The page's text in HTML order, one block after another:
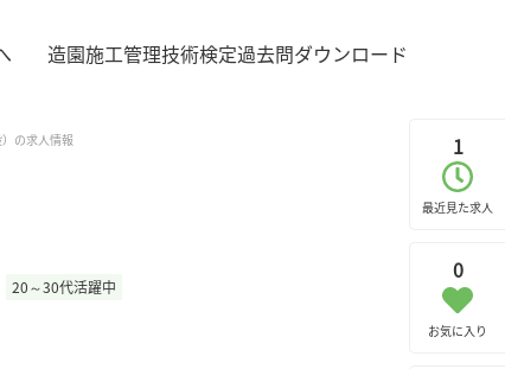
1
最近見た求人
0
お気に入り
造園施工管理技術検定過去問ダウンロード
の求人情報
20～30代活躍中